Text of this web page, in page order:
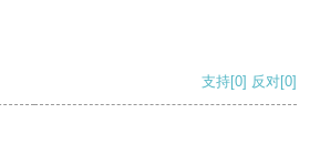
支持[0] 反对[0]